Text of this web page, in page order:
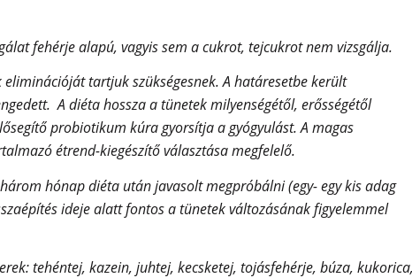
fehérje alapú, vagyis sem a cukrot, tejcukrot nem vizsgálja.
tartjuk szükségesnek. A határesetbe került
A diéta hossza a tünetek milyenségétől, erősségétől
probiotikum kúra gyorsítja a gyógyulást. A magas
étrend-kiegészítő választása megfelelő.
hónap diéta után javasolt megpróbálni (egy- egy kis adag
ideje alatt fontos a tünetek változásának figyelemmel
tehéntej, kazein, juhtej, kecsketej, tojásfehérje, búza,